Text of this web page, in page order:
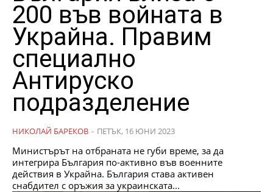
200 във войната в
Украйна. Правим
специално
Антируско
подразделение
НИКОЛАЙ БАРЕКОВ - ПЕТЪК, 16 ЮНИ 2023
Министърът на отбраната не губи време, за да
интегрира България по-активно във военните
действия в Украйна. България става активен
снабдител с оръжия за украинската...